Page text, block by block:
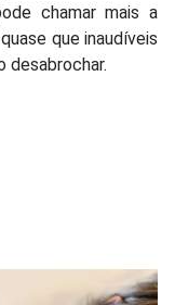
chamar mais a
que inaudíveis
desabrochar.